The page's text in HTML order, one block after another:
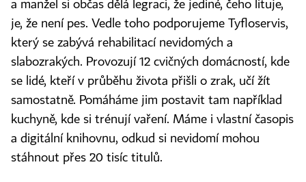
a manžel si občas dělá legraci, že jediné, čeho lituje,
je, že není pes. Vedle toho podporujeme Tyfloservis,
který se zabývá rehabilitací nevidomých a
slabozrakých. Provozují 12 cvičných domácností, kde
se lidé, kteří v průběhu života přišli o zrak, učí žít
samostatně. Pomáháme jim postavit tam například
kuchyně, kde si trénují vaření. Máme i vlastní časopis
a digitální knihovnu, odkud si nevidomí mohou
stáhnout přes 20 tisíc titulů.